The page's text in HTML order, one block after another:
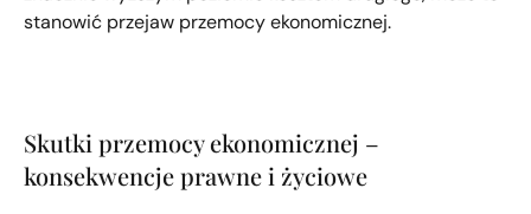
stanowić przejaw przemocy ekonomicznej.
Skutki przemocy ekonomicznej –
konsekwencje prawne i życiowe